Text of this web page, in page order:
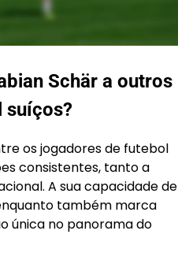
Schär a outros
suíços?
os jogadores de futebol
consistentes, tanto a
A sua capacidade de
também marca
única no panorama do